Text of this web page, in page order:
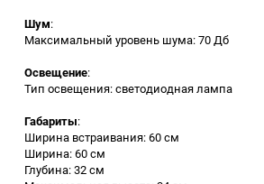
Бензоинструмент
инструмент
Шум:
Максимальный уровень шума: 70 Дб
Освещение:
Тип освещения: светодиодная лампа
Габариты:
Ширина встраивания: 60 см
Ширина: 60 см
Глубина: 32 см